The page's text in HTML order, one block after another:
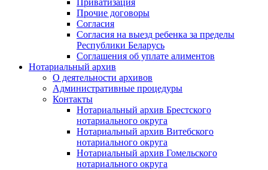
Приватизация
Прочие договоры
Согласия
Согласия на выезд ребенка за пределы
Республики Беларусь
Соглашения об уплате алиментов
Нотариальный архив
О деятельности архивов
Административные процедуры
Контакты
Нотариальный архив Брестского
нотариального округа
Нотариальный архив Витебского
нотариального округа
Нотариальный архив Гомельского
нотариального округа